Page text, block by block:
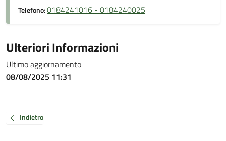
Telefono:0184241016 - 0184240025
Ulteriori Informazioni
Ultimo aggiornamento
08/08/2025 11:31
Indietro